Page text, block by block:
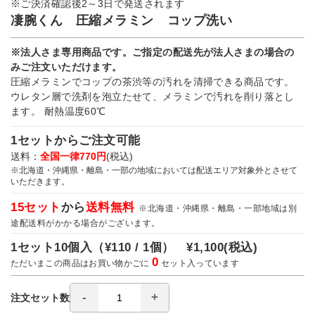
※ご決済確認後2～3日で発送されます
凄腕くん 圧縮メラミン コップ洗い
※法人さま専用商品です。ご指定の配送先が法人さまの場合の
みご注文いただけます。
圧縮メラミンでコップの茶渋等の汚れを清掃できる商品です。
ウレタン層で洗剤を泡立たせて、メラミンで汚れを削り落とし
ます。 耐熱温度60℃
1セットからご注文可能
送料： 全国一律770円(税込)
※北海道・沖縄県・離島・一部の地域においては配送エリア対象外とさせて
いただきます。
15セット から送料無料 ※北海道・沖縄県・離島・一部地域は別
途配送料がかかる場合がございます。
1セット10個入（¥110 / 1個）¥1,100(税込)
ただいまこの商品はお買い物かごに0 セット入っています
注文セット数